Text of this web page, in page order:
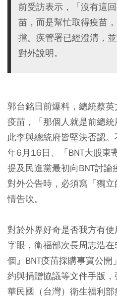
前受訪表示，「沒有這
苗，而是幫忙取得疫苗
擋。疾管署已經澄清，
對外說明。
郭台銘日前爆料，總統蔡
疫苗，「那個人就是前總
此李與總統府皆堅決否認
年6月16日、「BNT大股東
提及民進黨最初向BNT討
對外公告時，必須寫「獨
情告吹。
對於外界好奇是否我方有
字眼，衛福部次長周志浩
個』BNT疫苗採購事實公
約與捐贈協議等文件手版
華民國（台灣）衛生福利部